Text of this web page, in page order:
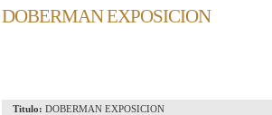
DOBERMAN EXPOSICION
Titulo: DOBERMAN EXPOSICION